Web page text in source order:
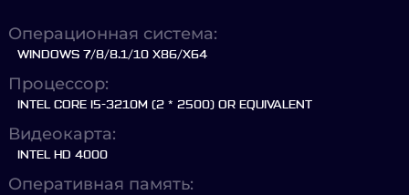
Операционная система:
WINDOWS 7/8/8.1/10 X86/X64
Процессор:
INTEL CORE I5-3210M (2 * 2500) OR EQUIVALENT
Видеокарта:
INTEL HD 4000
Оперативная память: